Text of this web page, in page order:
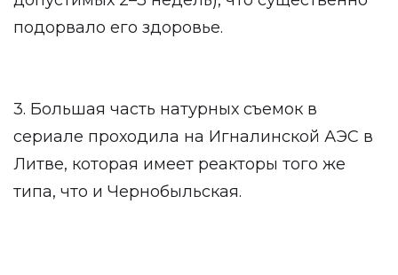
подорвало его здоровье.
3. Большая часть натурных съемок в
сериале проходила на Игналинской АЭС в
Литве, которая имеет реакторы того же
типа, что и Чернобыльская.